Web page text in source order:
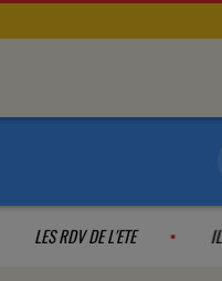
LES RDV DE L'ETE